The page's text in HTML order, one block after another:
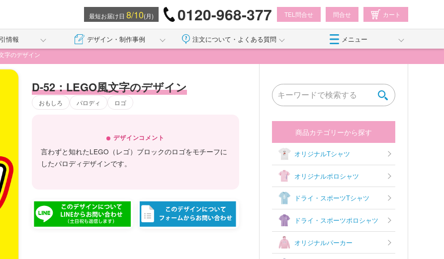
最短お届け日8/10(月) 0120-968-377 TEL問合せ 問合せ カート
情報 デザイン・制作事例 注文について・よくある質問 メニュー
字のデザイン
D-52：LEGO風文字のデザイン
おもしろ パロディ ロゴ
デザインコメント
言わずと知れたLEGO（レゴ）ブロックのロゴをモチーフに
したパロディデザインです。
商品カテゴリーから探す
オリジナルTシャツ
オリジナルポロシャツ
ドライ・スポーツTシャツ
ドライ・スポーツポロシャツ
オリジナルパーカー